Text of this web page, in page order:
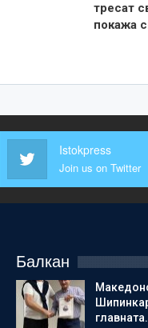
тресат
покажа
Istokpress
Join us on Twitter
Балкан